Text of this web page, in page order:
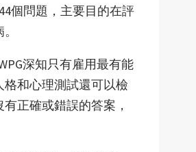
個問題，主要目的在評
深知只有雇用最有能
和心理測試還可以檢
正確或錯誤的答案，